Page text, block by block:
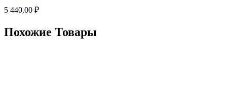
5 440.00 ₽
Похожие Товары